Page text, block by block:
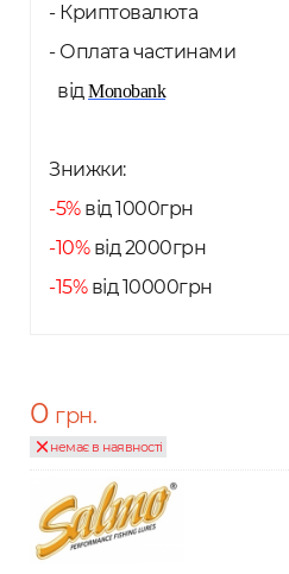
- Криптовалюта
- Оплата частинами
відMonobank
Знижки:
-5%від 1000грн
-10%від 2000грн
-15%від 10000грн
0 грн.
немає в наявності